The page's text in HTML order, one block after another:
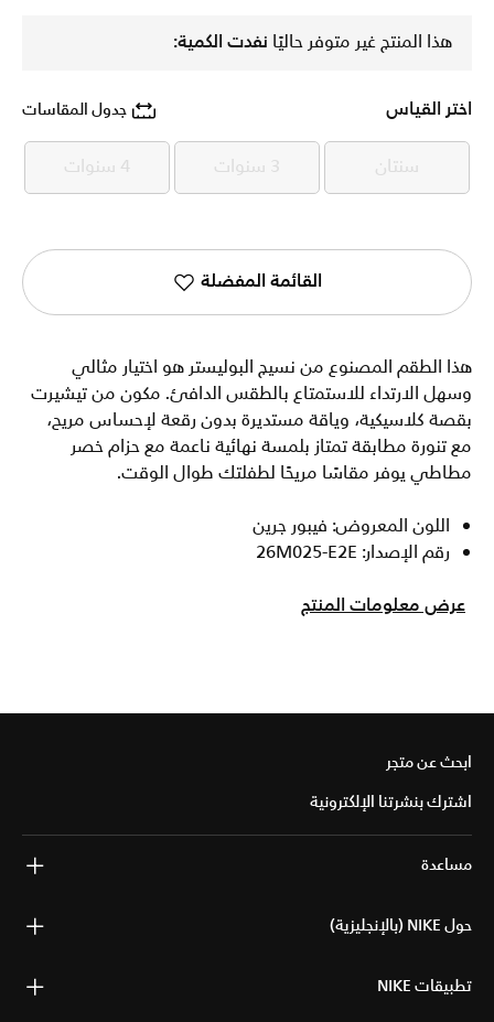
هذا المنتج غير متوفر حاليًا نفدت الكمية:
اختر القياس جدول المقاسات
سنتان
سنتان 3 سنوات 3 سنوات 4 سنوات 4 سنوات
القائمة المفضلة
هذا الطقم المصنوع من نسيج البوليستر هو اختيار مثالي
وسهل الارتداء للاستمتاع بالطقس الدافئ. مكون من تيشيرت
بقصة كلاسيكية، وياقة مستديرة بدون رقعة لإحساس مريح،
مع تنورة مطابقة تمتاز بلمسة نهائية ناعمة مع حزام خصر
مطاطي يوفر مقاسًا مريحًا لطفلتك طوال الوقت.
اللون المعروض: فيبور جرين
رقم الإصدار: 26M025-E2E
عرض معلومات المنتج
ابحث عن متجر
اشترك بنشرتنا الإلكترونية
مساعدة
حول NIKE (بالإنجليزية)
تطبيقات NIKE